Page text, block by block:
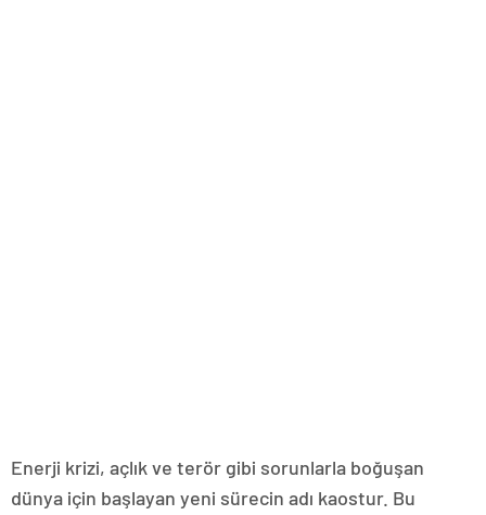
Enerji krizi, açlık ve terör gibi sorunlarla boğuşan
dünya için başlayan yeni sürecin adı kaostur. Bu